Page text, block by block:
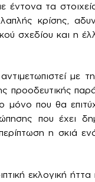
έντονα τα
κρίσης,
σχεδίου και η
με
προοδευτικής
που θα
που έχει
η σκιά
εκλογική